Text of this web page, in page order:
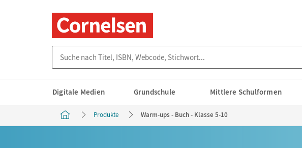
Digitale Medien Grundschule Mittlere Schulformen
Produkte Warm-ups - Buch - Klasse 5-10